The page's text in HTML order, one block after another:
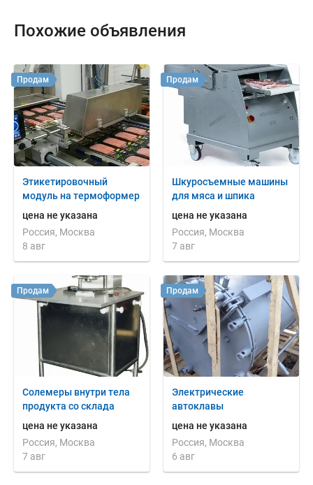
Похожие объявления
Этикетировочный
модуль на термоформер
цена не указана
Россия, Москва
8 авг
Продам
Шкуросъемные машины
для мяса и шпика
цена не указана
Россия, Москва
7 авг
Продам
Солемеры внутри тела
продукта со склада
цена не указана
Россия, Москва
7 авг
Продам
Электрические
автоклавы
цена не указана
Россия, Москва
6 авг
Продам